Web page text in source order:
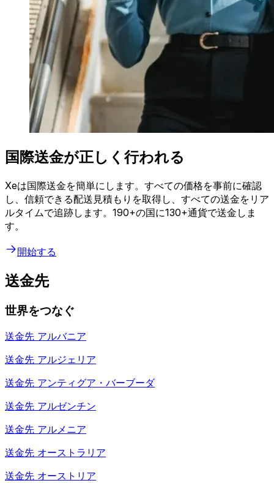
国際送金が正しく行われる
Xeは国際送金を簡単にします。すべての価格を事前に確認
し、信頼できる配送見積もりを取得し、すべての送金をリア
ルタイムで追跡します。190+の国に130+通貨で送金しま
す。
開始する
送金先
世界をつなぐ
送金先 アルバニア
送金先 アルジェリア
送金先 アンティグア・バーブーダ
送金先 アルゼンチン
送金先 アルメニア
送金先 オーストラリア
送金先 オーストリア